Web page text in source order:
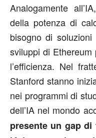
Analogamente
della potenza di
bisogno di
sviluppi di
l’efficienza. Nel
Stanford stanno
nei programmi di
dell’IA nel mondo
presente un gap di